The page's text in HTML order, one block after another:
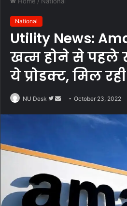
National
Utility News:
खत्म होने से पहले
ये प्रोडक्ट, मिल
NU Desk
Follow
SendOctober 23, 2022